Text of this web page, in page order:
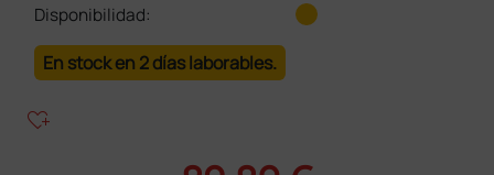
Disponibilidad:
En stock en 2 días laborables.
heart_plus